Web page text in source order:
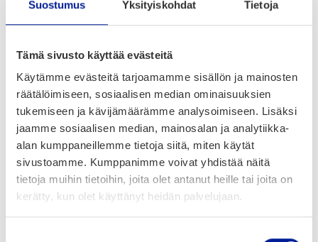
Suostumus Yksityiskohdat Tietoja
Tämä sivusto käyttää evästeitä
Käytämme evästeitä tarjoamamme sisällön ja mainosten
räätälöimiseen, sosiaalisen median ominaisuuksien
tukemiseen ja kävijämäärämme analysoimiseen. Lisäksi
jaamme sosiaalisen median, mainosalan ja analytiikka-
alan kumppaneillemme tietoja siitä, miten käytät
sivustoamme. Kumppanimme voivat yhdistää näitä
tietoja muihin tietoihin, joita olet antanut heille tai joita on
kerätty, kun olet käyttänyt heidän palvelujaan.
Meet Mako­to, a fami­ly man from Japan who now
calls Oulu home. In this video, Mako­to sha­res his
expe­rience of reloca­ting to Oulu, talks about the
sup­port avai­lable, and how easi­ly his children were
able to find school places in Oulu.
Tutus­tu mui­hin osaa­ja­ta­ri­noi­hin